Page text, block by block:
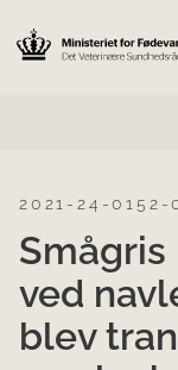
2021-24-0152-
ved
blev